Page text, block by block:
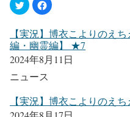
【実況】博衣こよりのえ
編・幽霊編】 ★7
2024年8月11日
ニュース
【実況】博衣こよりのえ